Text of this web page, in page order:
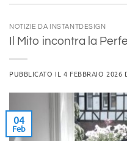
NOTIZIE DA INSTANTDESIGN
Il Mito incontra la
PUBBLICATO IL 4 FEBBRAIO 2026
04
Feb